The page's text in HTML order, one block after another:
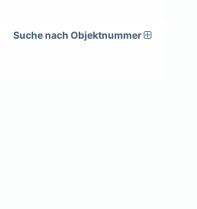
Suche nach Objektnummer